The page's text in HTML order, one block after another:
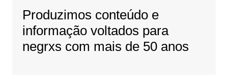
Produzimos conteúdo e
informação voltados para
negrxs com mais de 50 anos